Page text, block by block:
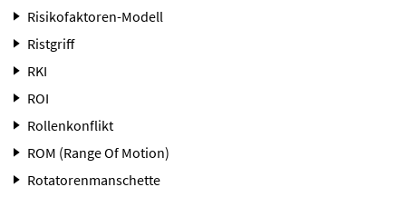
Risikofaktoren-Modell
Ristgriff
RKI
ROI
Rollenkonflikt
ROM (Range Of Motion)
Rotatorenmanschette